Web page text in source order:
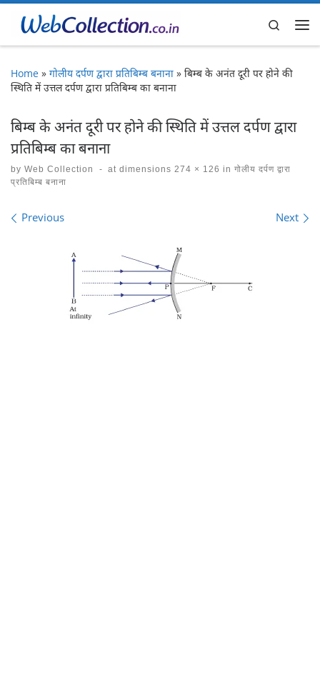
Skip to content
Search
Home » गोलीय दर्पण द्वारा प्रतिबिम्ब बनाना » बिम्ब के अनंत दूरी पर होने की
स्थिति में उत्तल दर्पण द्वारा प्रतिबिम्ब का बनाना
बिम्ब के अनंत दूरी पर होने की स्थिति में उत्तल दर्पण द्वारा
प्रतिबिम्ब का बनाना
by Web Collection - at dimensions 274 × 126 in गोलीय दर्पण द्वारा
प्रतिबिम्ब बनाना
Images navigation
Previous Next